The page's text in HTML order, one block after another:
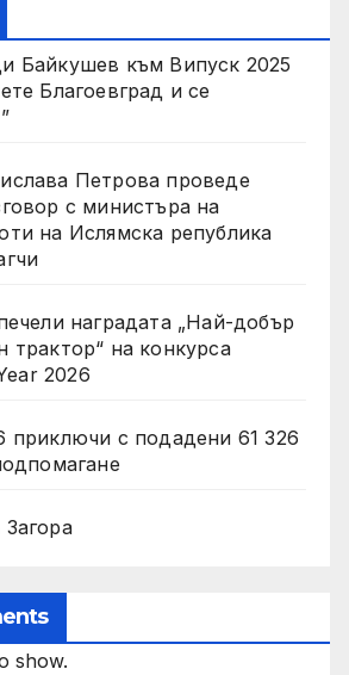
Байкушев към Випуск 2025
Благоевград и се
Петрова проведе
с министъра на
на Ислямска република
наградата „Най-добър
трактор“ на конкурса
2026
приключи с подадени 61 326
show.